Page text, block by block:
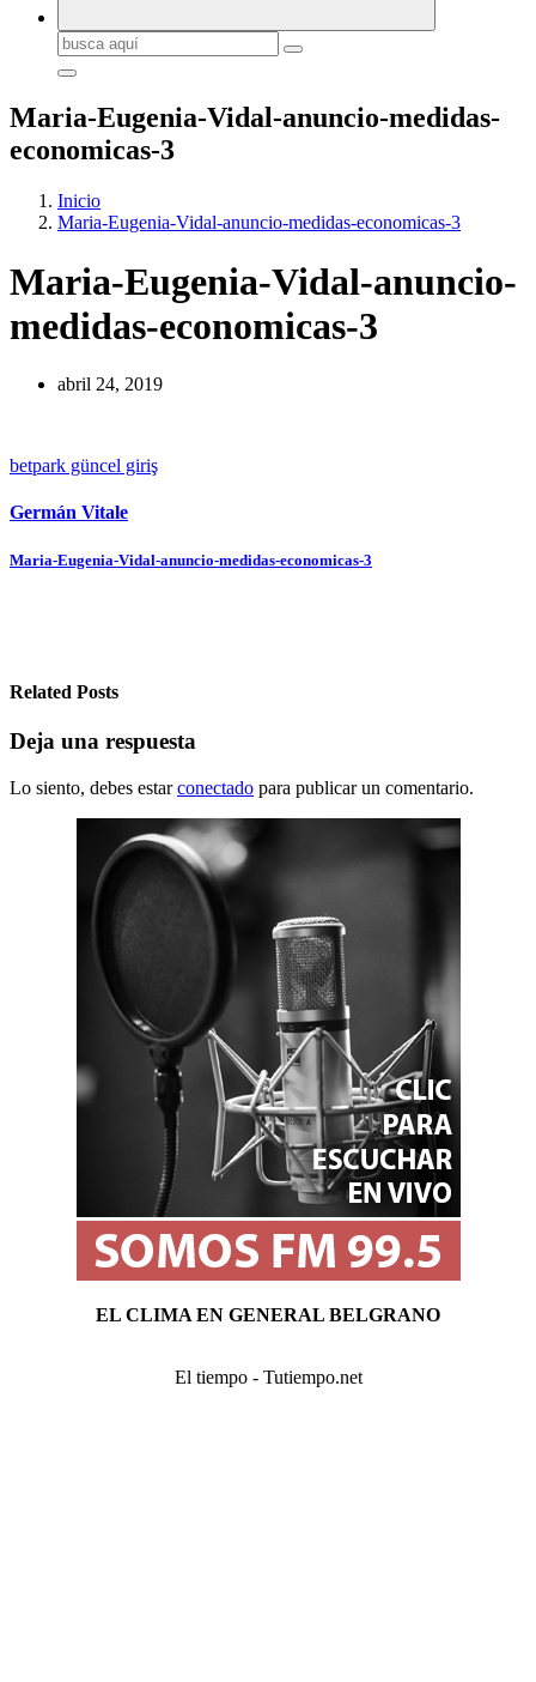
Buscar:
Maria-Eugenia-Vidal-anuncio-medidas-
economicas-3
Inicio
Maria-Eugenia-Vidal-anuncio-medidas-economicas-3
Maria-Eugenia-Vidal-anuncio-
medidas-economicas-3
abril 24, 2019
betpark güncel giriş
Germán Vitale
Navegación
Maria-Eugenia-Vidal-anuncio-medidas-economicas-3
Related Posts
Deja una respuesta
Lo siento, debes estarconectado para publicar un comentario.
EL CLIMA EN GENERAL BELGRANO
El tiempo - Tutiempo.net